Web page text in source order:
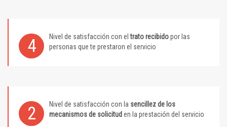
4 Nivel de satisfacción con eltrato recibidopor las
personas que te prestaron el servicio
2 Nivel de satisfacción con la sencillez de los
mecanismos de solicitud en la prestación del servicio